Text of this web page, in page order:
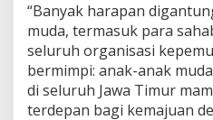
“Banyak harapan
muda, termasuk para
seluruh organisasi
bermimpi: anak-anak
di seluruh Jawa Timur
terdepan bagi kemajuan